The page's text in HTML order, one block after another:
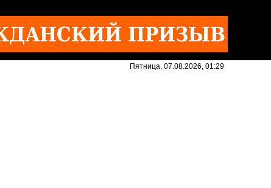
Пятница, 07.08.2026, 01:29